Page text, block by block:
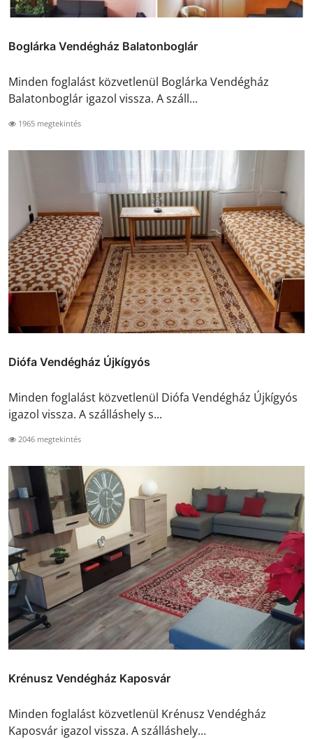
Boglárka Vendégház Balatonboglár
Minden foglalást közvetlenül Boglárka Vendégház
Balatonboglár igazol vissza. A száll...
1965 megtekintés
Diófa Vendégház Újkígyós
Minden foglalást közvetlenül Diófa Vendégház Újkígyós
igazol vissza. A szálláshely s...
2046 megtekintés
Krénusz Vendégház Kaposvár
Minden foglalást közvetlenül Krénusz Vendégház
Kaposvár igazol vissza. A szálláshely...